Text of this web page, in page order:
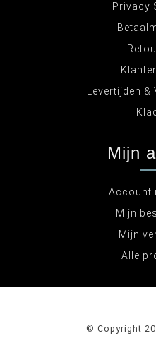
Privacy
Levertijden
Mijn
Account
Mijn
Mijn
Alle
© Copyright